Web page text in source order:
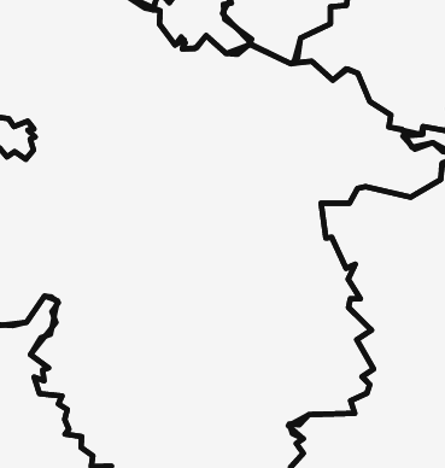
in 30 Sekunden zu einem Pflegeplatz
bei Ihnen.